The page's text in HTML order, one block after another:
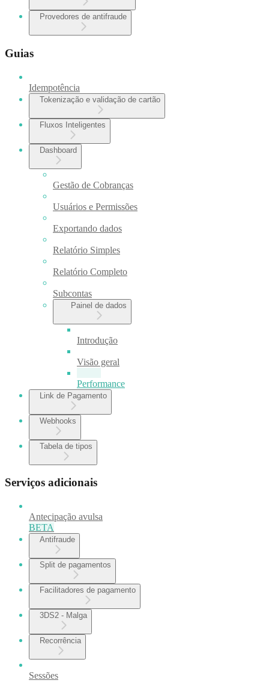
Provedores de antifraude
Guias
Idempotência
Tokenização e validação de cartão
Fluxos Inteligentes
Dashboard
Gestão de Cobranças
Usuários e Permissões
Exportando dados
Relatório Simples
Relatório Completo
Subcontas
Painel de dados
Introdução
Visão geral
Performance
Link de Pagamento
Webhooks
Tabela de tipos
Serviços adicionais
Antecipação avulsa
BETA
Antifraude
Split de pagamentos
Facilitadores de pagamento
3DS2 - Malga
Recorrência
Sessões